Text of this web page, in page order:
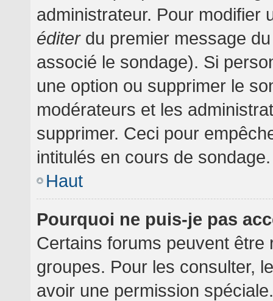
administrateur. Pour modifier
éditerdu premier message
associé le sondage). Si
une option ou supprimer le
modérateurs et les
supprimer. Ceci pour
intitulés en cours de sondage.
Haut
Pourquoi ne puis-je pas
Certains forums peuvent
groupes. Pour les consulter,
avoir une permission